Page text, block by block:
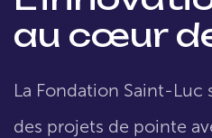
au cœur
La Fondation Saint-Luc
des projets de pointe